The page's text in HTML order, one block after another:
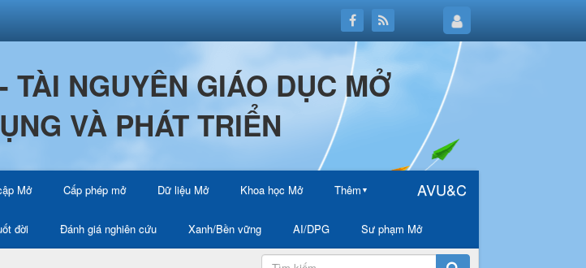
TÀI NGUYÊN GIÁO DỤC MỞ
VÀ PHÁT TRIỂN
Mở Cấp phép mở Dữ liệu Mở Khoa học Mở Thêm ▼ AVU&C
đời Đánh giá nghiên cứu Xanh/Bền vững AI/DPG Sư phạm Mở